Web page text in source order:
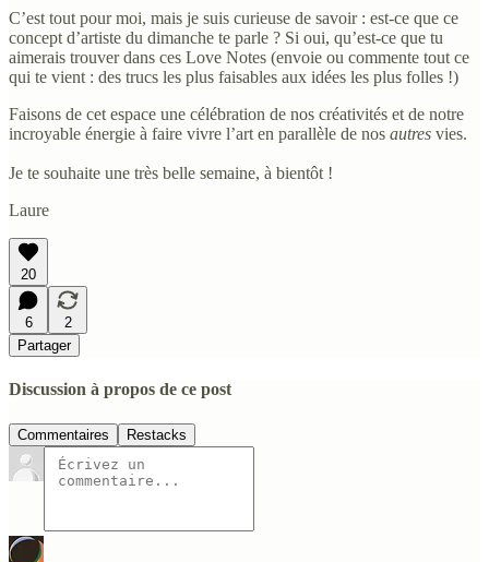
C’est tout pour moi, mais je suis curieuse de savoir : est-ce que ce
concept d’artiste du dimanche te parle ? Si oui, qu’est-ce que tu
aimerais trouver dans ces Love Notes (envoie ou commente tout ce
qui te vient : des trucs les plus faisables aux idées les plus folles !)
Faisons de cet espace une célébration de nos créativités et de notre
incroyable énergie à faire vivre l’art en parallèle de nos autres vies.
Je te souhaite une très belle semaine, à bientôt !
Laure
20
6
2
Partager
Discussion à propos de ce post
Commentaires Restacks